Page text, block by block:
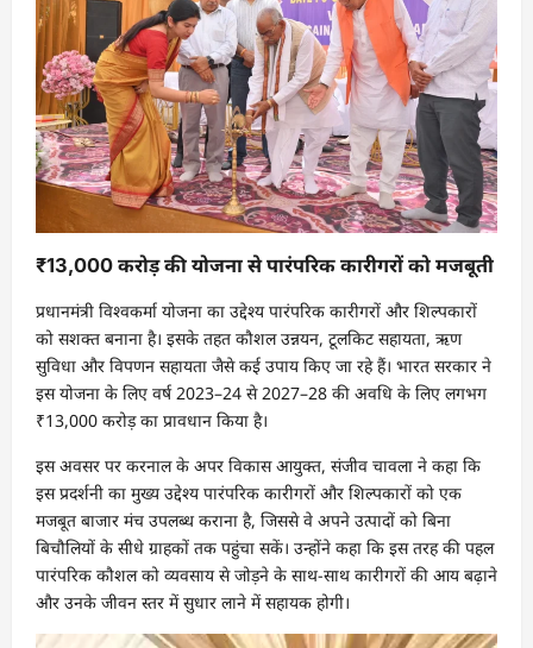
₹13,000 करोड़ की योजना से पारंपरिक कारीगरों को मजबूती
प्रधानमंत्री विश्वकर्मा योजना का उद्देश्य पारंपरिक कारीगरों और शिल्पकारों
को सशक्त बनाना है। इसके तहत कौशल उन्नयन, टूलकिट सहायता, ऋण
सुविधा और विपणन सहायता जैसे कई उपाय किए जा रहे हैं। भारत सरकार ने
इस योजना के लिए वर्ष 2023–24 से 2027–28 की अवधि के लिए लगभग
₹13,000 करोड़ का प्रावधान किया है।
इस अवसर पर करनाल के अपर विकास आयुक्त, संजीव चावला ने कहा कि
इस प्रदर्शनी का मुख्य उद्देश्य पारंपरिक कारीगरों और शिल्पकारों को एक
मजबूत बाजार मंच उपलब्ध कराना है, जिससे वे अपने उत्पादों को बिना
बिचौलियों के सीधे ग्राहकों तक पहुंचा सकें। उन्होंने कहा कि इस तरह की पहल
पारंपरिक कौशल को व्यवसाय से जोड़ने के साथ-साथ कारीगरों की आय बढ़ाने
और उनके जीवन स्तर में सुधार लाने में सहायक होगी।